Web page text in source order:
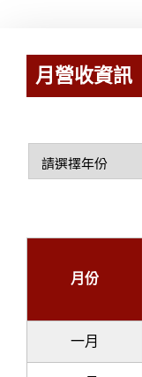
月營收資訊
月份
一月